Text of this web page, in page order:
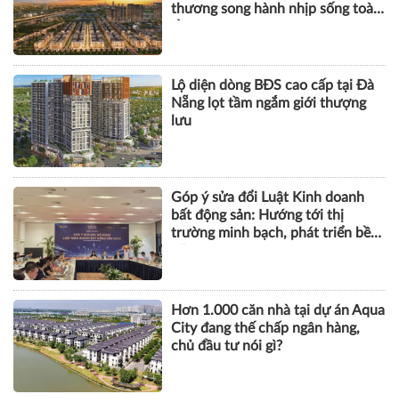
thương song hành nhịp sống toàn
Lộ diện dòng BĐS cao cấp tại Đà
Nẵng lọt tầm ngắm giới thượng
lưu
Góp ý sửa đổi Luật Kinh doanh
bất động sản: Hướng tới thị
trường minh bạch, phát triển bền
Hơn 1.000 căn nhà tại dự án Aqua
City đang thế chấp ngân hàng,
chủ đầu tư nói gì?